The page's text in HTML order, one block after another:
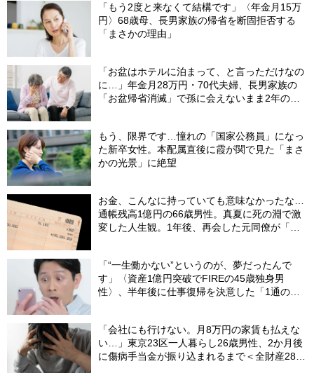
「もう2度と来なくて結構です」〈年金月15万
円〉68歳母、長男家族の帰省を断固拒否する
「まさかの理由」
「お盆はホテルに泊まって、と言っただけなの
に…」年金月28万円・70代夫婦、長男家族の
「お盆帰省消滅」で孫に会えないまま2年の歳
もう、限界です…憧れの「国家公務員」になっ
た新卒女性。本配属直後に霞が関で見た「まさ
かの光景」に絶望
お金、こんなに持っていても意味なかったな…
通帳残高1億円の66歳男性。真夏に死の淵で激
変した人生観。1年後、再会した元同僚が「振
「“一生働かない”というのが、夢だったんで
す」〈資産1億円突破でFIREの45歳独身男
性〉、半年後に仕事復帰を決意した「1通の通
「会社にも行けない。月8万円の家賃も払えな
い…」東京23区一人暮らし26歳男性、2か月後
に傷病手当金が振り込まれるまで＜全財産28万